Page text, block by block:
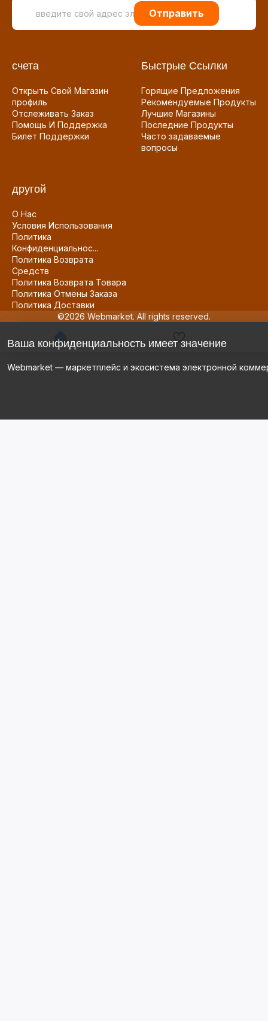
Отправить
счета
Открыть Свой Магазин
профиль
Отслеживать Заказ
Помощь И Поддержка
Билет Поддержки
Быстрые Ссылки
Горящие Предложения
Рекомендуемые Продукты
Лучшие Магазины
Последние Продукты
Часто задаваемые
вопросы
другой
О Нас
Условия Использования
Политика
Конфиденциальнос...
Политика Возврата
Средств
Политика Возврата Товара
Политика Отмены Заказа
Политика Доставки
©2026 Webmarket. All rights reserved.
Ваша конфиденциальность имеет значение
Webmarket — маркетплейс и экосистема электронной